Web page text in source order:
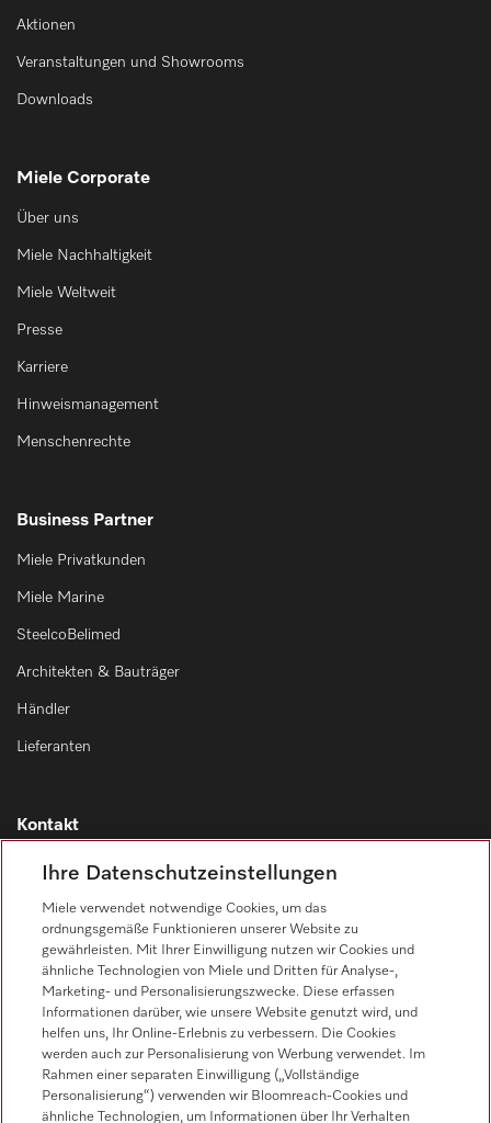
Aktionen
Veranstaltungen und Showrooms
Downloads
Miele Corporate
Über uns
Miele Nachhaltigkeit
Miele Weltweit
Presse
Karriere
Hinweismanagement
Menschenrechte
Business Partner
Miele Privatkunden
Miele Marine
SteelcoBelimed
Architekten & Bauträger
Händler
Lieferanten
Kontakt
Kontaktübersicht
Vertrieb
0471 666 319
Werkkundendienst
0471 666 319
Ihre Datenschutzeinstellungen
Miele verwendet notwendige Cookies, um das
ordnungsgemäße Funktionieren unserer Website zu
gewährleisten. Mit Ihrer Einwilligung nutzen wir Cookies und
ähnliche Technologien von Miele und Dritten für Analyse-,
Marketing- und Personalisierungszwecke. Diese erfassen
Informationen darüber, wie unsere Website genutzt wird, und
helfen uns, Ihr Online-Erlebnis zu verbessern. Die Cookies
werden auch zur Personalisierung von Werbung verwendet. Im
Rahmen einer separaten Einwilligung („Vollständige
Personalisierung“) verwenden wir Bloomreach-Cookies und
ähnliche Technologien, um Informationen über Ihr Verhalten